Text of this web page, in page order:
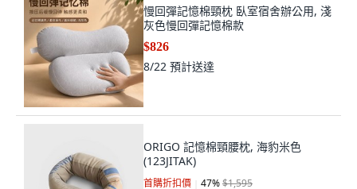
慢回彈記憶棉頸枕 臥室宿舍辦公用, 淺
灰色慢回彈記憶棉款
$826
8/22 預計送達
ORIGO 記憶棉頸腰枕, 海豹米色
(123JITAK)
首購折扣價 47%$1,595